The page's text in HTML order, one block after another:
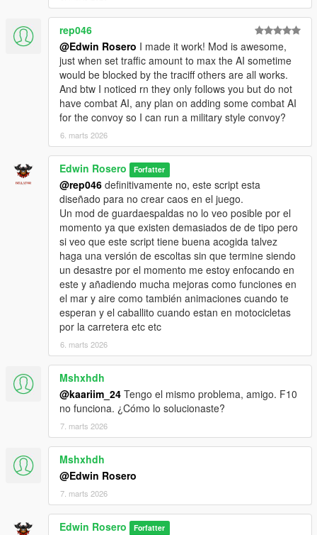
rep046
@Edwin Rosero I made it work! Mod is awesome,
just when set traffic amount to max the AI sometime
would be blocked by the traciff others are all works.
And btw I noticed rn they only follows you but do not
have combat AI, any plan on adding some combat AI
for the convoy so I can run a military style convoy?
6. marts 2026
Edwin Rosero Forfatter
@rep046 definitivamente no, este script esta
diseñado para no crear caos en el juego.
Un mod de guardaespaldas no lo veo posible por el
momento ya que existen demasiados de de tipo pero
si veo que este script tiene buena acogida talvez
haga una versión de escoltas sin que termine siendo
un desastre por el momento me estoy enfocando en
este y añadiendo mucha mejoras como funciones en
el mar y aire como también animaciones cuando te
esperan y el caballito cuando estan en motocicletas
por la carretera etc etc
6. marts 2026
Mshxhdh
@kaariim_24 Tengo el mismo problema, amigo. F10
no funciona. ¿Cómo lo solucionaste?
7. marts 2026
Mshxhdh
@Edwin Rosero
7. marts 2026
Edwin Rosero Forfatter